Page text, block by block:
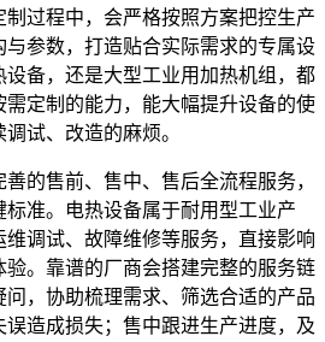
过程中，会严格按照方案把控生产
参数，打造贴合实际需求的专属设
备，还是大型工业用加热机组，都
定制的能力，能大幅提升设备的使
试、改造的麻烦。
的售前、售中、售后全流程服务，
准。电热设备属于耐用型工业产
调试、故障维修等服务，直接影响
。靠谱的厂商会搭建完整的服务链
，协助梳理需求、筛选合适的产品
造成损失；售中跟进生产进度，及